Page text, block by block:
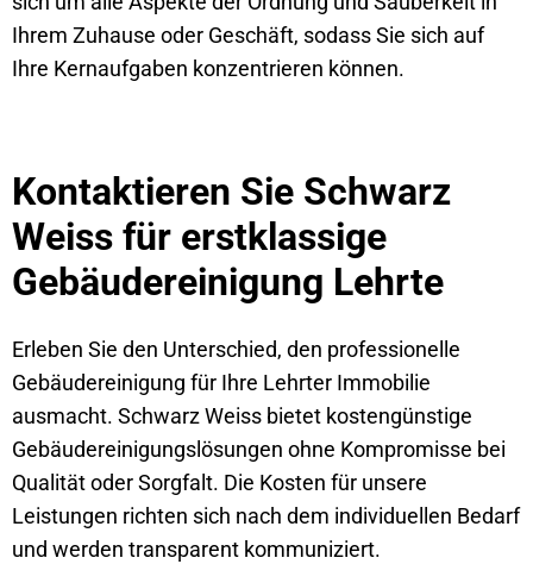
Ihrem Zuhause oder Geschäft, sodass Sie sich auf
Ihre Kernaufgaben konzentrieren können.
Kontaktieren Sie Schwarz
Weiss für erstklassige
Gebäudereinigung Lehrte
Erleben Sie den Unterschied, den professionelle
Gebäudereinigung für Ihre Lehrter Immobilie
ausmacht. Schwarz Weiss bietet kostengünstige
Gebäudereinigungslösungen ohne Kompromisse bei
Qualität oder Sorgfalt. Die Kosten für unsere
Leistungen richten sich nach dem individuellen Bedarf
und werden transparent kommuniziert.